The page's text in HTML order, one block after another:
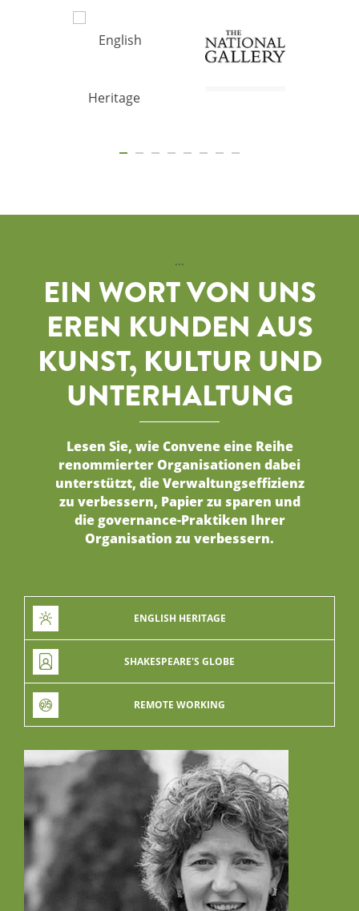
...
EIN WORT VON UNS
EREN KUNDEN AUS
KUNST, KULTUR UND
UNTERHALTUNG
Lesen Sie, wie Convene eine Reihe
renommierter Organisationen dabei
unterstützt, die Verwaltungseffizienz
zu verbessern, Papier zu sparen und
die governance-Praktiken Ihrer
Organisation zu verbessern.
ENGLISH HERITAGE
SHAKESPEARE'S GLOBE
REMOTE WORKING